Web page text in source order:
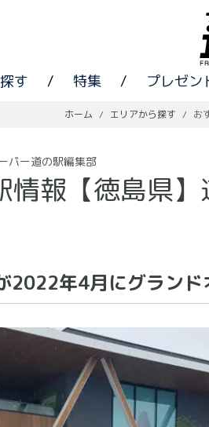
す / 特集 / プレゼン
ホーム / エリアから探す / お
パー道の駅編集部
情報【徳島県】
2022年4月にグランド